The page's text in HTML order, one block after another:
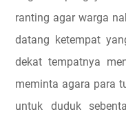
ranting agar warga
datang ketempat
dekat tempatnya
meminta agara para
untuk duduk